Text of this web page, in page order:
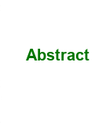
Abstract